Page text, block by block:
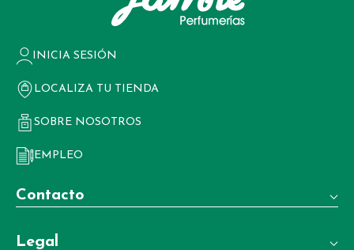
INICIA SESIÓN
LOCALIZA TU TIENDA
SOBRE NOSOTROS
EMPLEO
Contacto
Teléfono:
Legal